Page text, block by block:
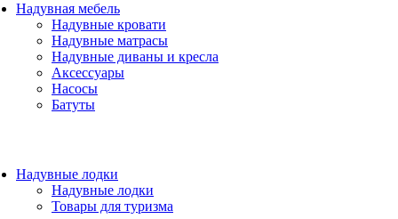
Надувная мебель
Надувные кровати
Надувные матрасы
Надувные диваны и кресла
Аксессуары
Насосы
Батуты
Надувные лодки
Надувные лодки
Товары для туризма